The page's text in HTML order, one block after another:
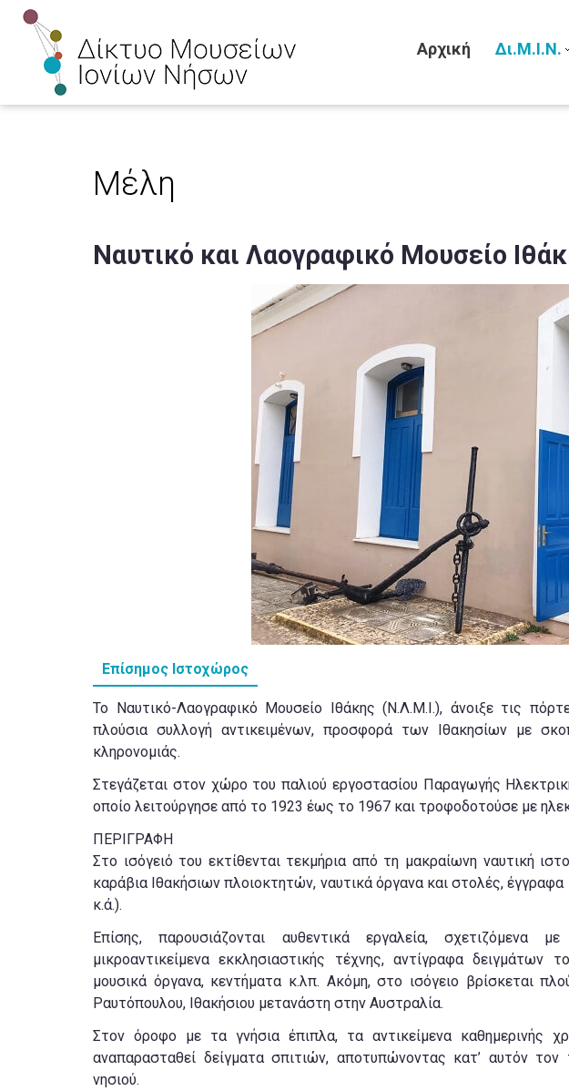
Αρχική Δι.Μ.Ι.Ν.
Μέλη
Ναυτικό και Λαογραφικό Μουσείο
Επίσημος Ιστοχώρος
Το Ναυτικό-Λαογραφικό Μουσείο Ιθάκης (Ν.Λ.Μ.Ι.), άνοιξε τις
πλούσια συλλογή αντικειμένων, προσφορά των Ιθακησίων με
κληρονομιάς.
Στεγάζεται στον χώρο του παλιού εργοστασίου Παραγωγής
οποίο λειτούργησε από το 1923 έως το 1967 και τροφοδοτούσε με
ΠΕΡΙΓΡΑΦΗ
Στο ισόγειό του εκτίθενται τεκμήρια από τη μακραίωνη ναυτική
καράβια Ιθακήσιων πλοιοκτητών, ναυτικά όργανα και στολές,
κ.ά.).
Επίσης, παρουσιάζονται αυθεντικά εργαλεία, σχετιζόμενα
μικροαντικείμενα εκκλησιαστικής τέχνης, αντίγραφα δειγμάτων
μουσικά όργανα, κεντήματα κ.λπ. Ακόμη, στο ισόγειο βρίσκεται
Ραυτόπουλου, Ιθακήσιου μετανάστη στην Αυστραλία.
Στον όροφο με τα γνήσια έπιπλα, τα αντικείμενα καθημερινής
αναπαρασταθεί δείγματα σπιτιών, αποτυπώνοντας κατ’ αυτόν
νησιού.